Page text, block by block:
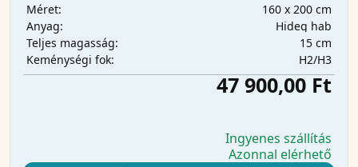
Méret:
160 x 200 cm
Anyag:
Hideg hab
Teljes magasság:
15 cm
Keménységi fok:
H2/H3
47 900,00 Ft
Ingyenes szállítás
Azonnal elérhető